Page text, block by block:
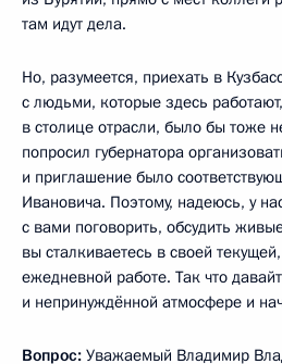
там идут дела.
Но, разумеется, приехать в
с людьми, которые здесь
в столице отрасли, было бы тоже
попросил губернатора
и приглашение было
Ивановича. Поэтому, надеюсь, у
с вами поговорить, обсудить
вы сталкиваетесь в своей
ежедневной работе. Так что
и непринуждённой атмосфере и
Вопрос: Уважаемый Владимир